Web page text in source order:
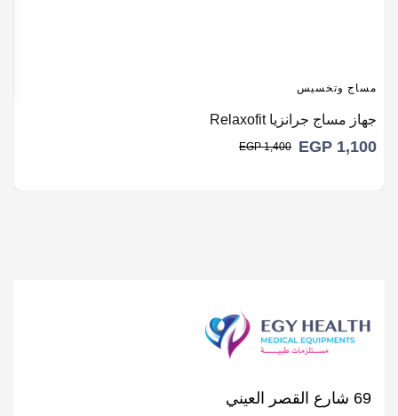
مساج وتخسيس
جهاز مساج جرانزيا Relaxofit
EGP 1,100
EGP1,400
69 شارع القصر العيني